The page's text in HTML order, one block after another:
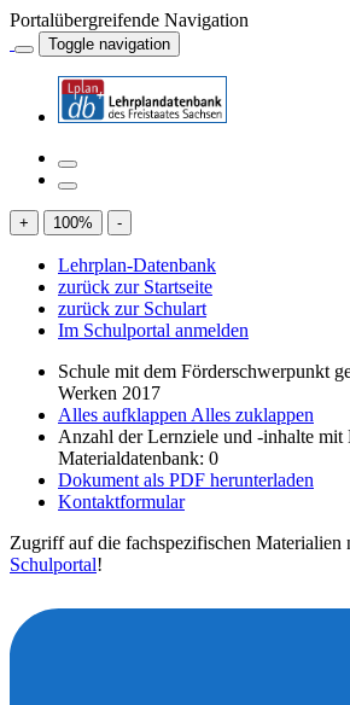
Portalübergreifende Navigation
Toggle navigation
+ 100% -
Lehrplan-Datenbank
zurück zur Startseite
zurück zur Schulart
Im Schulportal anmelden
Schule mit dem Förderschwerpunkt
Werken 2017
Alles aufklappen Alles zuklappen
Anzahl der Lernziele und -inhalte mit
Materialdatenbank: 0
Dokument als PDF herunterladen
Kontaktformular
Zugriff auf die fachspezifischen Materialien
Schulportal!